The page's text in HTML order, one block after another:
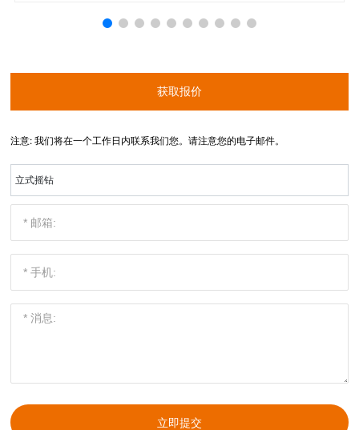
获取报价
注意: 我们将在一个工作日内联系我们您。请注意您的电子邮件。
立式摇钻
立即提交